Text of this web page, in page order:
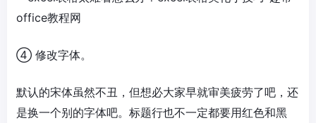
④ 修改字体。
默认的宋体虽然不丑，但想必大家早就审美疲劳了吧，还
是换一个别的字体吧。标题行也不一定都要用红色和黑